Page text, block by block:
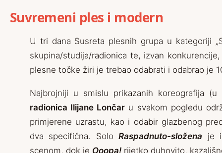
Suvremeni ples i modern
U tri dana Susreta plesnih grupa u kategoriji
skupina/studija/radionica te, izvan
plesne točke žiri je trebao odabrati i odabrao je
Najbrojniji u smislu prikazanih koreografija
radionica Ilijane Lončar u svakom pogledu
primjerene uzrastu, kao i odabir glazbenog
dva specifična. SoloRaspadnuto-složena je
scenom, dok je Ooopa! rijetko duhovito,